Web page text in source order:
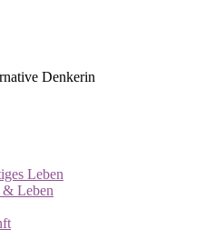
Denkerin
Leben
& Leben